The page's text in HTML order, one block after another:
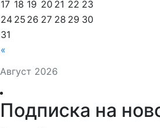
Август 2026
«
17 18 19 20 21 22 23
24 25 26 27 28 29 30
31
Подписка на